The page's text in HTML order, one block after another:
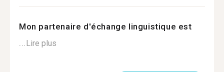
Mon partenaire d'échange linguistique est
...Lire plus